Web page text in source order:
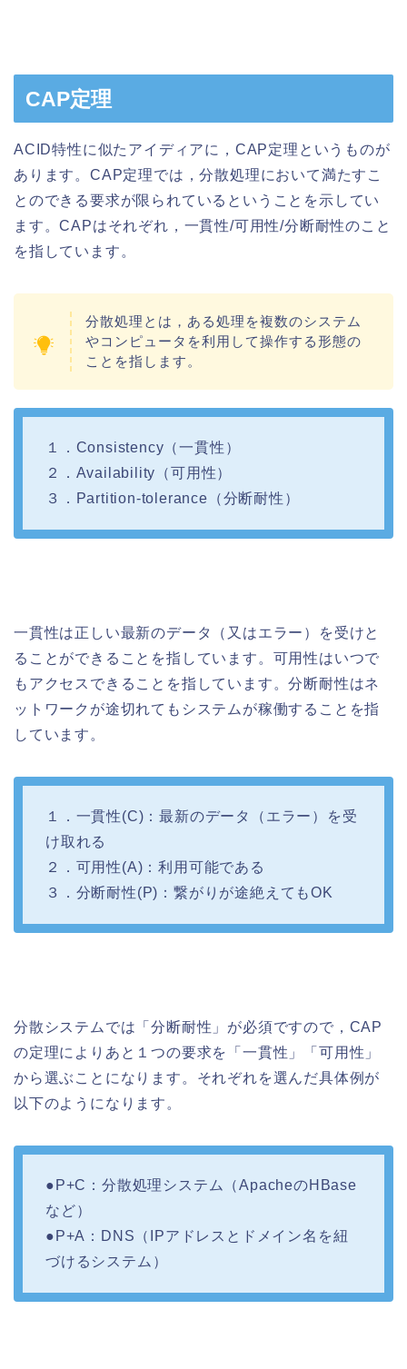
CAP定理
ACID特性に似たアイディアに，CAP定理というものが
あります。CAP定理では，分散処理において満たすこ
とのできる要求が限られているということを示してい
ます。CAPはそれぞれ，一貫性/可用性/分断耐性のこと
を指しています。
分散処理とは，ある処理を複数のシステム
やコンピュータを利用して操作する形態の
ことを指します。
１．Consistency（一貫性）
２．Availability（可用性）
３．Partition-tolerance（分断耐性）
一貫性は正しい最新のデータ（又はエラー）を受けと
ることができることを指しています。可用性はいつで
もアクセスできることを指しています。分断耐性はネ
ットワークが途切れてもシステムが稼働することを指
しています。
１．一貫性(C)：最新のデータ（エラー）を受
け取れる
２．可用性(A)：利用可能である
３．分断耐性(P)：繋がりが途絶えてもOK
分散システムでは「分断耐性」が必須ですので，CAP
の定理によりあと１つの要求を「一貫性」「可用性」
から選ぶことになります。それぞれを選んだ具体例が
以下のようになります。
●P+C：分散処理システム（ApacheのHBase
など）
●P+A：DNS（IPアドレスとドメイン名を紐
づけるシステム）